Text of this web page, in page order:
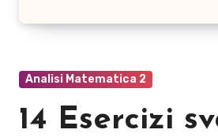
Analisi Matematica 2
14 Esercizi